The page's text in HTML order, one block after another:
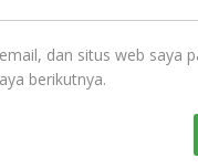
dan situs web saya
berikutnya.